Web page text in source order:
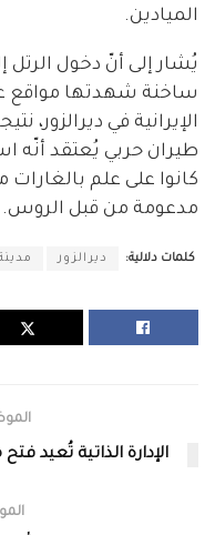
الميادين.
يُشار إلى أنّ دخول الرتل
ساخنة شهدتها مواقع
الإيرانية في
طيران حربي يُعتقد أنّه
كانوا على علم
مدعومة من قبل الروس.
كلمات دلالية: ديرالزور
الإدارة الذاتية تُعيد